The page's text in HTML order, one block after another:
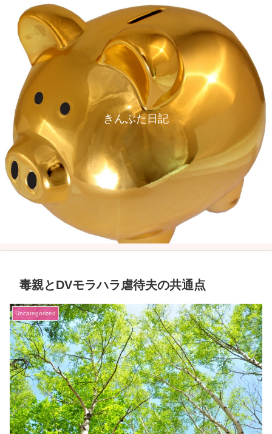
きんぶた日記
毒親とDVモラハラ虐待夫の共通点
Uncategorized